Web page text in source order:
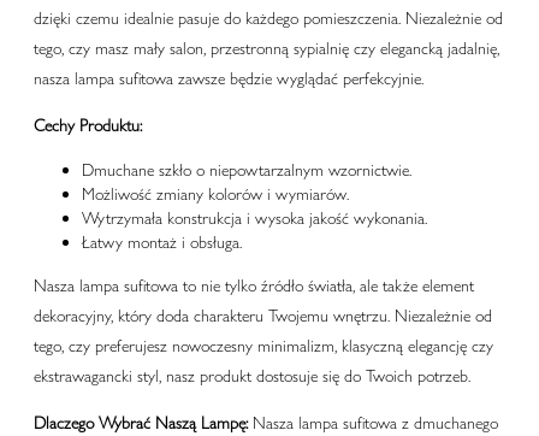
dzięki czemu idealnie pasuje do każdego pomieszczenia. Niezależnie od
tego, czy masz mały salon, przestronną sypialnię czy elegancką jadalnię,
nasza lampa sufitowa zawsze będzie wyglądać perfekcyjnie.
Cechy Produktu:
Dmuchane szkło o niepowtarzalnym wzornictwie.
Możliwość zmiany kolorów i wymiarów.
Wytrzymała konstrukcja i wysoka jakość wykonania.
Łatwy montaż i obsługa.
Nasza lampa sufitowa to nie tylko źródło światła, ale także element
dekoracyjny, który doda charakteru Twojemu wnętrzu. Niezależnie od
tego, czy preferujesz nowoczesny minimalizm, klasyczną elegancję czy
ekstrawagancki styl, nasz produkt dostosuje się do Twoich potrzeb.
Dlaczego Wybrać Naszą Lampę:Nasza lampa sufitowa z dmuchanego